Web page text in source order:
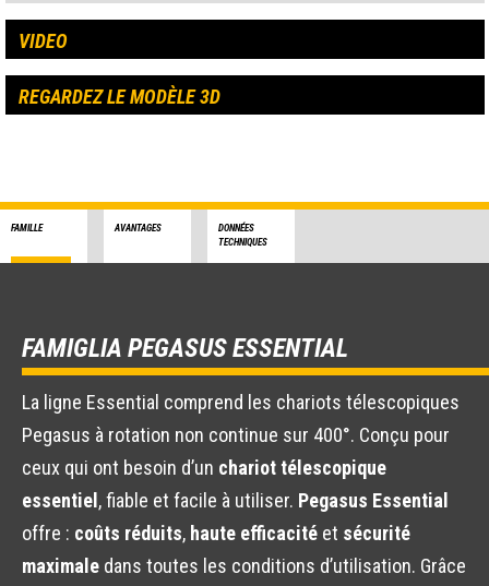
VIDEO
REGARDEZ LE MODÈLE 3D
FAMILLE AVANTAGES
DONNÉES
TECHNIQUES
FAMIGLIA PEGASUS ESSENTIAL
La ligne Essential comprend les chariots télescopiques
Pegasus à rotation non continue sur 400°. Conçu pour
ceux qui ont besoin d’un chariot télescopique
essentiel , fiable et facile à utiliser. Pegasus Essential
offre : coûts réduits, haute efficacité et sécurité
maximale dans toutes les conditions d’utilisation. Grâce